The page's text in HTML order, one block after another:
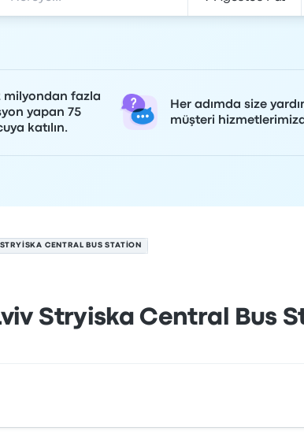
milyondan fazla
yapan 75
katılın.
Her adımda size
müşteri
CENTRAL BUS STATION
Stryiska Central Bus